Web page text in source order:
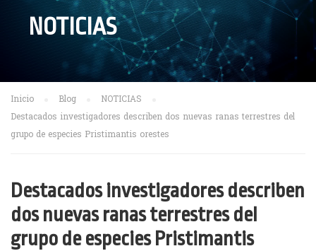
NOTICIAS
Inicio Blog
NOTICIAS
Destacados investigadores describen dos nuevas ranas terrestres del
grupo de especies Pristimantis orestes
Destacados investigadores describen
dos nuevas ranas terrestres del
grupo de especies Pristimantis